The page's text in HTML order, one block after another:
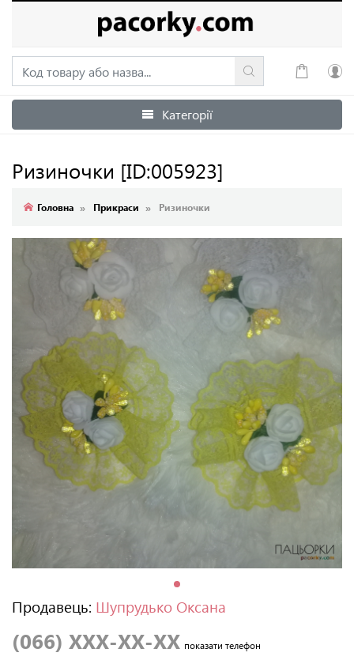
Увійти
Категорії
Ризиночки [ID:005923]
Головна Прикраси Ризиночки
Продавець: Шупрудько Оксана
(066) XXX-XX-XX показати телефон